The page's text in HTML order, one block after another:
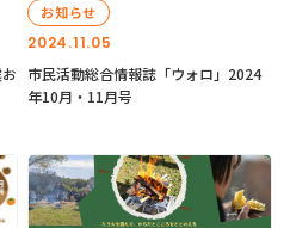
2024.11.05
お知らせ
市民活動総合情報誌「ウォロ」2024
年10月・11月号